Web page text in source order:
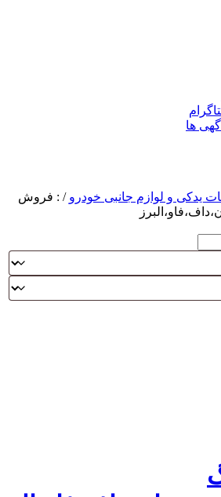
ها
و لوازم جانبی خودرو/ : فروش